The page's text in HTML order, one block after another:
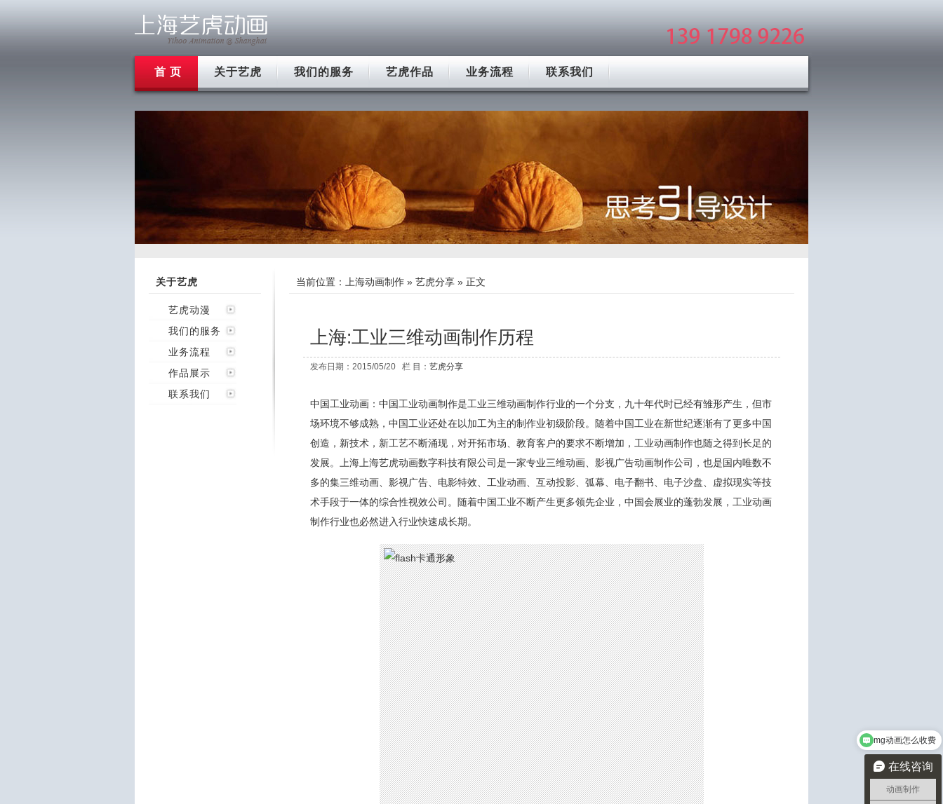
首 页 关于艺虎 我们的服务 艺虎作品 业务流程 联系我们
关于艺虎
艺虎动漫
我们的服务
业务流程
作品展示
联系我们
当前位置： 上海动画制作 » 艺虎分享 » 正文
上海:工业三维动画制作历程
发布日期：2015/05/20 栏 目： 艺虎分享
中国工业动画：中国工业动画制作是工业三维动画制作行业的一个分支，九十年代时已经有雏形产生，但市
场环境不够成熟，中国工业还处在以加工为主的制作业初级阶段。随着中国工业在新世纪逐渐有了更多中国
创造，新技术，新工艺不断涌现，对开拓市场、教育客户的要求不断增加，工业动画制作也随之得到长足的
发展。上海上海艺虎动画数字科技有限公司是一家专业三维动画、影视广告动画制作公司，也是国内唯数不
多的集三维动画、影视广告、电影特效、工业动画、互动投影、弧幕、电子翻书、电子沙盘、虚拟现实等技
术手段于一体的综合性视效公司。随着中国工业不断产生更多领先企业，中国会展业的蓬勃发展，工业动画
制作行业也必然进入行业快速成长期。
在线咨询
动画制作
需要做2分钟宣传动画需要多久